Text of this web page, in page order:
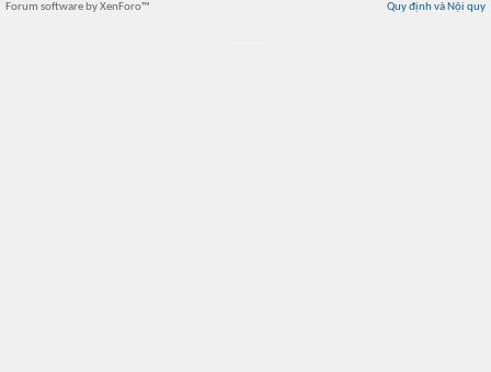
Quy định và Nội quy
Forum software by XenForo™